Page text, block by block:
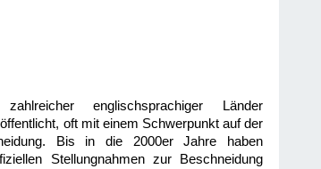
englischsprachiger Länder
oft mit einem Schwerpunkt auf der
Bis in die 2000er Jahre haben
Stellungnahmen zur Beschneidung